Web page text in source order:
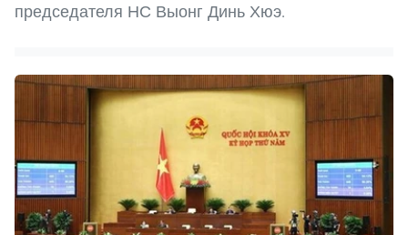
председателя НС Выонг Динь Хюэ.